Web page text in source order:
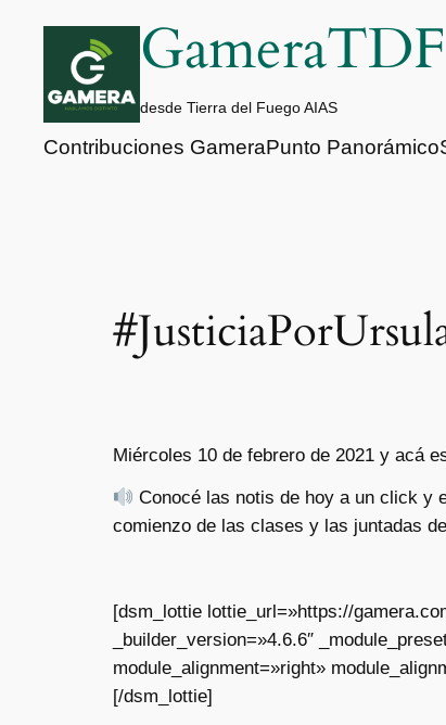
contenido
desde Tierra del Fuego AIAS
Contribuciones GameraPunto Panorámico
Miércoles 10 de febrero de 2021 y acá
Conocé las notis de hoy a un click y
comienzo de las clases y las juntadas
[dsm_lottie lottie_url=»https://
_builder_version=»4.6.6″
module_alignment=»right»
[/dsm_lottie]